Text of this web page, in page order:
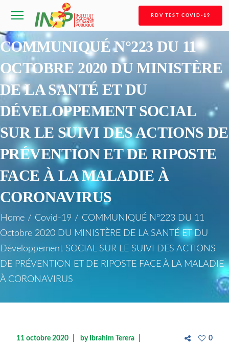
RDV TEST COVID-19
COMMUNIQUÉ N°223 DU 11
OCTOBRE 2020 DU MINISTÈRE
DE LA SANTÉ ET DU
DÉVELOPPEMENT SOCIAL
SUR LE SUIVI DES ACTIONS DE
PRÉVENTION ET DE RIPOSTE
FACE À LA MALADIE À
CORONAVIRUS
Home / Covid-19 / COMMUNIQUÉ N°223 DU 11
Octobre 2020 DU MINISTÈRE DE LA SANTÉ ET DU
Développement SOCIAL SUR LE SUIVI DES ACTIONS
DE PRÉVENTION ET DE RIPOSTE FACE À LA MALADIE
À CORONAVIRUS
11 octobre 2020 by Ibrahim Terera
0